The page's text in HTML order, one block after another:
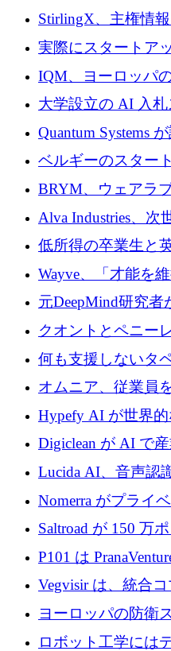
Venture Kick から
StirlingX、主権情
するためにシリー
実際にスタートア
ノベーション モデ
IQM、ヨーロッパ
企業として初めて
大学設立の AI 入
がプレシード資金
Quantum Systems
ドルを調達
ベルギーのスター
の可視化のために
BRYM、ウェアラ
クプラットフォー
Alva Industries、次
大に 1,600 万ユー
低所得の卒業生と
るためにCommon
Wayve、「才能を
8,500万ドルの株
元DeepMind研究
ントを拡張するた
記録を獲得
クオントとペニー
テックの友人と敵
何も支援しないタ
ルの資金を調達、
オムニア、従業員
するために
Hypefy AI が世界
ンペーンを自動化
720 万ドルを調達
Digiclean が AI で
めに 250 万ユーロ
Lucida AI、音声認
ドラウンドを終了
Nomerra がプライ
動化するために
Saltroad が 150 万
フォーム Ogma を
法を拡大
P101 は
のファンドにより
Vegvisir は、統合
を通じて関連する
めの資金を調達しま
ヨーロッパの防衛
ムとなったハッカソ
ロボット工学には